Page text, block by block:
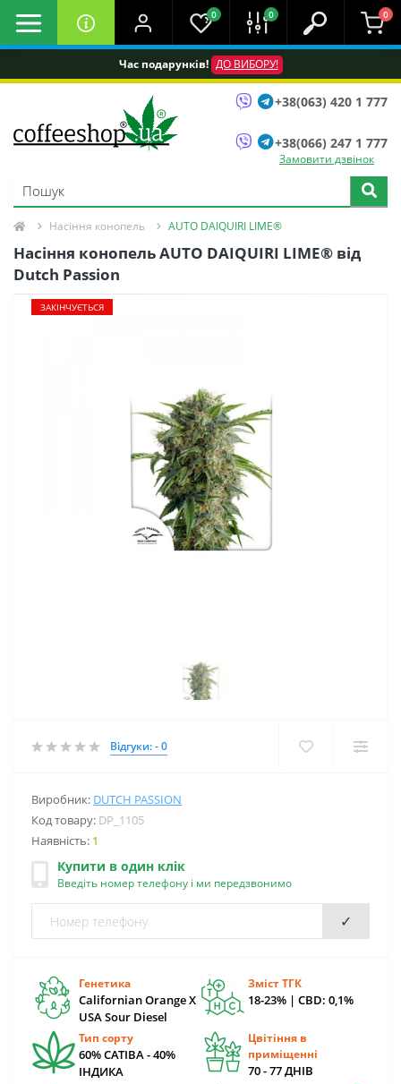
Час подарунків! ДО ВИБОРУ!
0 0 0
+38(063) 420 1 777
+38(066) 247 1 777
Замовити дзвінок
Насіння конопель AUTO DAIQUIRI LIME®
Насіння конопель AUTO DAIQUIRI LIME® від
Dutch Passion
ЗАКІНЧУЄТЬСЯ
Відгуки: - 0
Виробник: DUTCH PASSION
Код товару: DP_1105
Наявність: 1
Купити в один клік
Введіть номер телефону і ми передзвонимо
✓
Генетика
Californian Orange X
USA Sour Diesel
Зміст ТГК
18-23% | CBD: 0,1%
Тип сорту
60% САТІВА - 40%
ІНДИКА
Цвітіння в
приміщенні
70 - 77 ДНІВ